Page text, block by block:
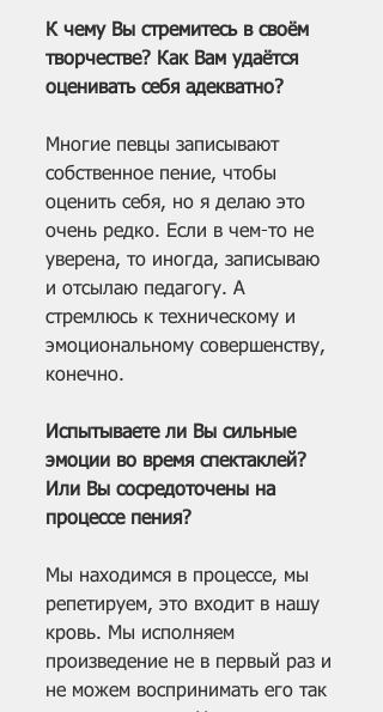
К чему Вы стремитесь в своём
творчестве? Как Вам удаётся
оценивать себя адекватно?
Многие певцы записывают
собственное пение, чтобы
оценить себя, но я делаю это
очень редко. Если в чем-то не
уверена, то иногда, записываю
и отсылаю педагогу. А
стремлюсь к техническому и
эмоциональному совершенству,
конечно.
Испытываете ли Вы сильные
эмоции во время спектаклей?
Или Вы сосредоточены на
процессе пения?
Мы находимся в процессе, мы
репетируем, это входит в нашу
кровь. Мы исполняем
произведение не в первый раз и
не можем воспринимать его так